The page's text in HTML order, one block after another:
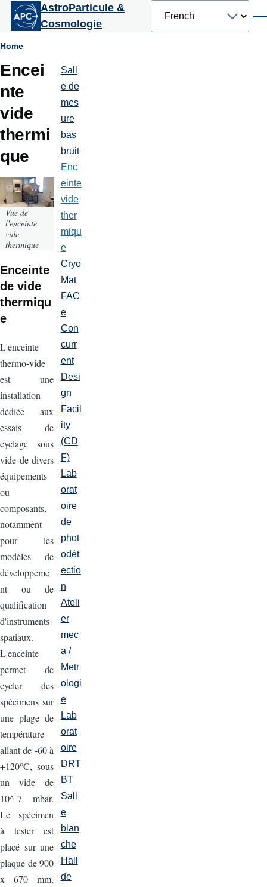
Aller au contenu principal
AstroParticule &
Cosmologie
your
Fil
d'Ariane
Home
Encei
nte
vide
thermi
que
Vue de
l'enceinte
vide
thermique
Enceinte
de vide
thermiqu
e
L'enceinte
thermo-vide
est une
installation
dédiée aux
essais de
cyclage sous
vide de divers
équipements
ou
composants,
notamment
pour les
modèles de
développeme
nt ou de
qualification
d'instruments
spatiaux.
L'enceinte
permet de
cycler des
spécimens sur
une plage de
température
allant de -60 à
+120°C, sous
un vide de
10^-7 mbar.
Le spécimen
à tester est
placé sur une
plaque de 900
x 670 mm,
Plateformes
techniques
Sall
e de
mes
ure
bas
bruit
Enc
einte
vide
ther
miqu
e
Cryo
Mat
FAC
e
Con
curr
ent
Desi
gn
Facil
ity
(CD
F)
Lab
orat
oire
de
phot
odét
ectio
n
Ateli
er
mec
a /
Metr
ologi
e
Lab
orat
oire
DRT
BT
Sall
e
blan
che
Hall
de